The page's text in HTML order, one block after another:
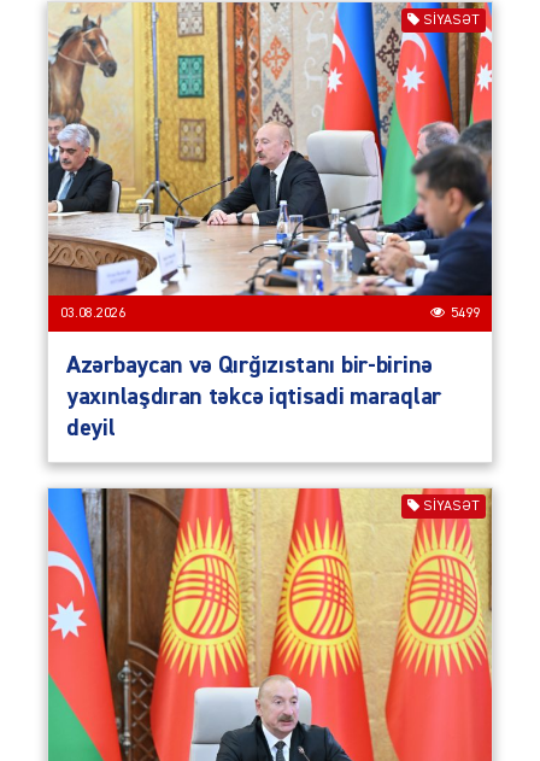
SIYASƏT
03.08.2026 5499
Azərbaycan və Qırğızıstanı bir-birinə
yaxınlaşdıran təkcə iqtisadi maraqlar
deyil
SIYASƏT